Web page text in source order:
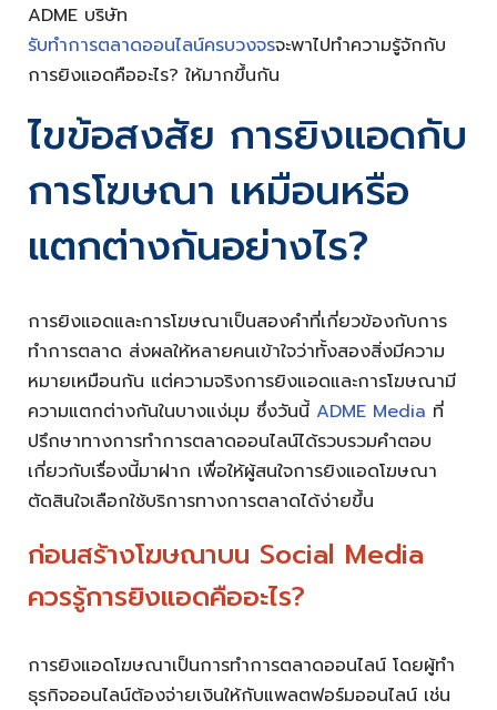
ADME บริษัท
รับทำการตลาดออนไลน์ครบวงจรจะพาไปทำความรู้จักกับ
การยิงแอดคืออะไร? ให้มากขึ้นกัน
ไขข้อสงสัย การยิงแอดกับ
การโฆษณา เหมือนหรือ
แตกต่างกันอย่างไร?
การยิงแอดและการโฆษณาเป็นสองคำที่เกี่ยวข้องกับการ
ทำการตลาด ส่งผลให้หลายคนเข้าใจว่าทั้งสองสิ่งมีความ
หมายเหมือนกัน แต่ความจริงการยิงแอดและการโฆษณามี
ความแตกต่างกันในบางแง่มุม ซึ่งวันนี้ ADME Media ที่
ปรึกษาทางการทำการตลาดออนไลน์ได้รวบรวมคำตอบ
เกี่ยวกับเรื่องนี้มาฝาก เพื่อให้ผู้สนใจการยิงแอดโฆษณา
ตัดสินใจเลือกใช้บริการทางการตลาดได้ง่ายขึ้น
ก่อนสร้างโฆษณาบน Social Media
ควรรู้การยิงแอดคืออะไร?
การยิงแอดโฆษณาเป็นการทำการตลาดออนไลน์ โดยผู้ทำ
ธุรกิจออนไลน์ต้องจ่ายเงินให้กับแพลตฟอร์มออนไลน์ เช่น